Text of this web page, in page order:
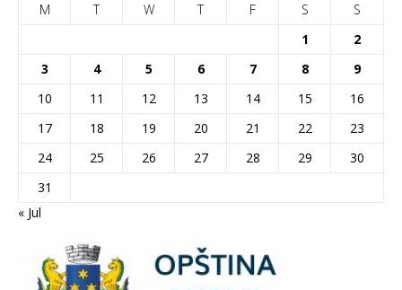
M
T W T F S
S
1
2
3
4 5 6 7 8
9
10
11 12 13 14 15
16
17
18 19 20 21 22
23
24
25 26 27 28 29
30
31
« Jul